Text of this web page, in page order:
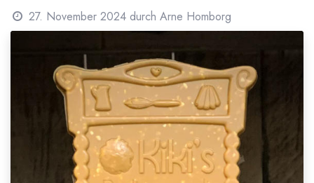
27. November 2024 durch Arne Homborg